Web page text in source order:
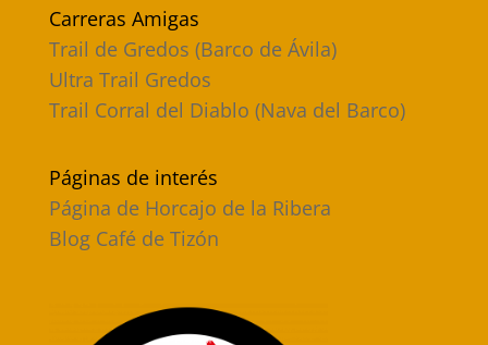
Carreras Amigas
Trail de Gredos (Barco de Ávila)
Ultra Trail Gredos
Trail Corral del Diablo (Nava del Barco)
Páginas de interés
Página de Horcajo de la Ribera
Blog Café de Tizón